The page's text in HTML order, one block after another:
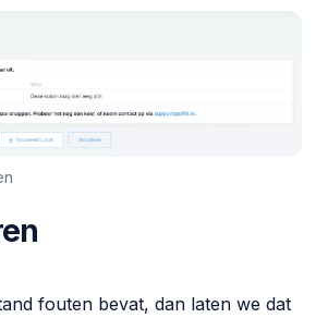
fouten bevat, dan laten we dat